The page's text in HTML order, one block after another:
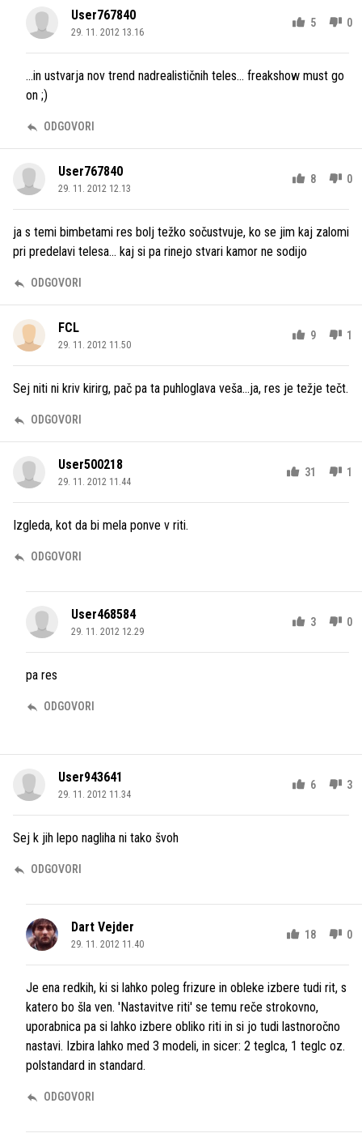
User767840
29. 11. 2012 13.16
5 0
...in ustvarja nov trend nadrealističnih teles... freakshow must go
on ;)
ODGOVORI
User767840
29. 11. 2012 12.13
8 0
ja s temi bimbetami res bolj težko sočustvuje, ko se jim kaj zalomi
pri predelavi telesa... kaj si pa rinejo stvari kamor ne sodijo
ODGOVORI
FCL
29. 11. 2012 11.50
9 1
Sej niti ni kriv kirirg, pač pa ta puhloglava veša...ja, res je težje tečt.
ODGOVORI
User500218
29. 11. 2012 11.44
31 1
Izgleda, kot da bi mela ponve v riti.
ODGOVORI
User468584
29. 11. 2012 12.29
3 0
pa res
ODGOVORI
User943641
29. 11. 2012 11.34
6 3
Sej k jih lepo nagliha ni tako švoh
ODGOVORI
Dart Vejder
29. 11. 2012 11.40
18 0
Je ena redkih, ki si lahko poleg frizure in obleke izbere tudi rit, s
katero bo šla ven. 'Nastavitve riti' se temu reče strokovno,
uporabnica pa si lahko izbere obliko riti in si jo tudi lastnoročno
nastavi. Izbira lahko med 3 modeli, in sicer: 2 teglca, 1 teglc oz.
polstandard in standard.
ODGOVORI